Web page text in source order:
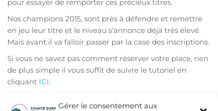
Gérer le consentement aux
pour essayer de remporter ces précieux titres.
Nos champions 2015, sont près à défendre et remettre
en jeu leur titre et le niveau s’annonce déjà très élevé.
Mais avant il va falloir passer par la case des inscriptions.
Si vous ne savez pas comment réserver votre place, rien
de plus simple il vous suffit de suivre le tutoriel en
cliquant ICI.